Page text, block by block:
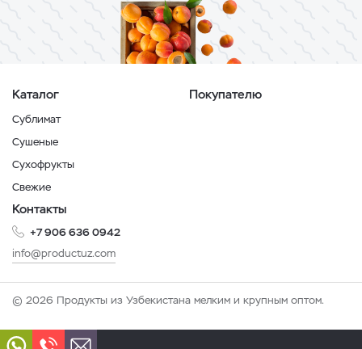
Каталог
Сублимат
Сушеные
Сухофрукты
Свежие
Покупателю
Контакты
+7 906 636 0942
info@productuz.com
© 2026 Продукты из Узбекистана мелким и крупным оптом.